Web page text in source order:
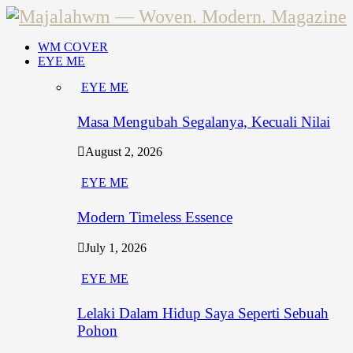
WM COVER
EYE ME
EYE ME
Masa Mengubah Segalanya, Kecuali Nilai
August 2, 2026
EYE ME
Modern Timeless Essence
July 1, 2026
EYE ME
Lelaki Dalam Hidup Saya Seperti Sebuah
Pohon